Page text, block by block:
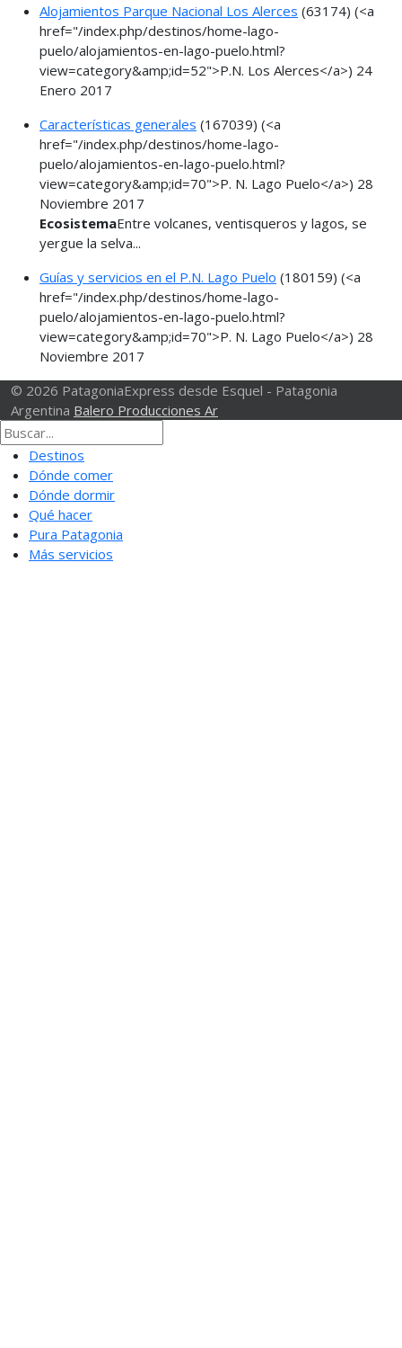
Alojamientos Parque Nacional Los Alerces (63174) (<a
href="/index.php/destinos/home-lago-
puelo/alojamientos-en-lago-puelo.html?
view=category&amp;id=52">P.N. Los Alerces</a>) 24
Enero 2017
Características generales (167039) (<a
href="/index.php/destinos/home-lago-
puelo/alojamientos-en-lago-puelo.html?
view=category&amp;id=70">P. N. Lago Puelo</a>) 28
Noviembre 2017
EcosistemaEntre volcanes, ventisqueros y lagos, se
yergue la selva...
Guías y servicios en el P.N. Lago Puelo (180159) (<a
href="/index.php/destinos/home-lago-
puelo/alojamientos-en-lago-puelo.html?
view=category&amp;id=70">P. N. Lago Puelo</a>) 28
Noviembre 2017
© 2026 PatagoniaExpress desde Esquel - Patagonia
Argentina Balero Producciones Ar
Destinos
Dónde comer
Dónde dormir
Qué hacer
Pura Patagonia
Más servicios